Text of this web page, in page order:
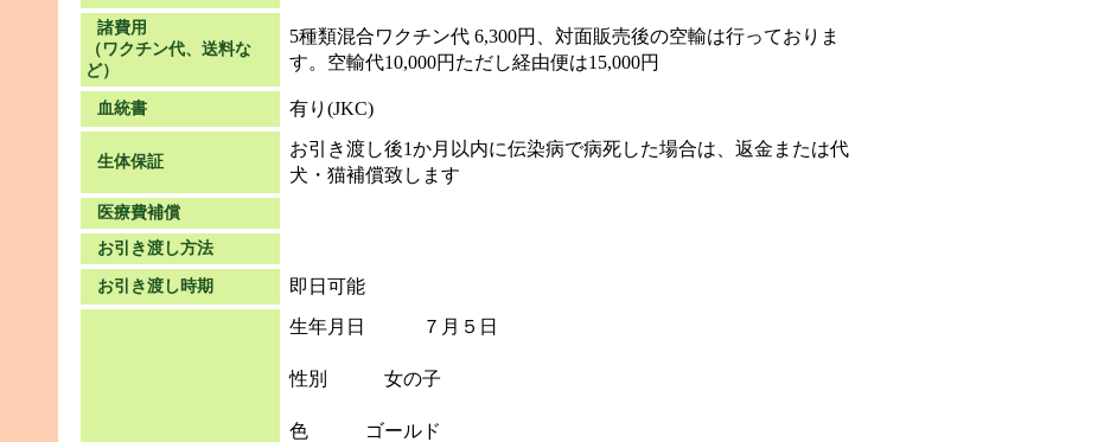
諸費用
（ワクチン代、送料な
ど）
5種類混合ワクチン代 6,300円、対面販売後の空輸は行っておりま
す。空輸代10,000円ただし経由便は15,000円
血統書 有り(JKC)
生体保証
お引き渡し後1か月以内に伝染病で病死した場合は、返金または代
犬・猫補償致します
医療費補償
お引き渡し方法
お引き渡し時期 即日可能
生年月日 ７月５日
性別 女の子
色 ゴールド